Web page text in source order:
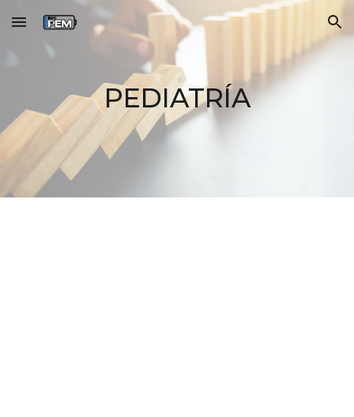
Skip to main content Skip to navigation
PEDIATRÍA